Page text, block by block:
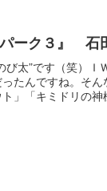
パーク３』 石
太”です（笑）
たんですね。そ
」「キミドリの